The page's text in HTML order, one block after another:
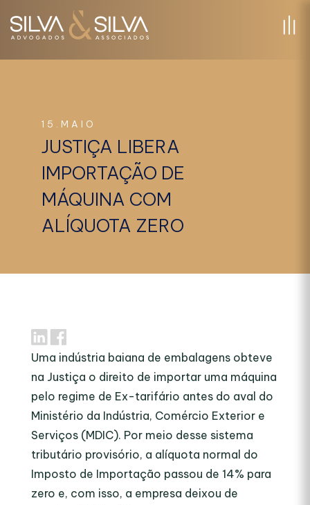
15.MAIO
JUSTIÇA LIBERA
IMPORTAÇÃO DE
MÁQUINA COM
ALÍQUOTA ZERO
Uma indústria baiana de embalagens obteve
na Justiça o direito de importar uma máquina
pelo regime de Ex-tarifário antes do aval do
Ministério da Indústria, Comércio Exterior e
Serviços (MDIC). Por meio desse sistema
tributário provisório, a alíquota normal do
Imposto de Importação passou de 14% para
zero e, com isso, a empresa deixou de